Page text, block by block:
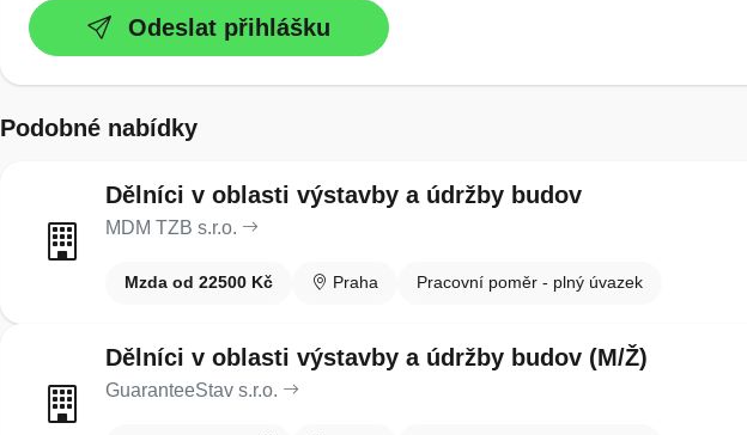
Odeslat přihlášku
Podobné nabídky
Dělníci v oblasti výstavby a údržby budov
MDM TZB s.r.o.
Mzda od 22500 Kč Praha Pracovní poměr - plný úvazek
Dělníci v oblasti výstavby a údržby budov (M/Ž)
GuaranteeStav s.r.o.